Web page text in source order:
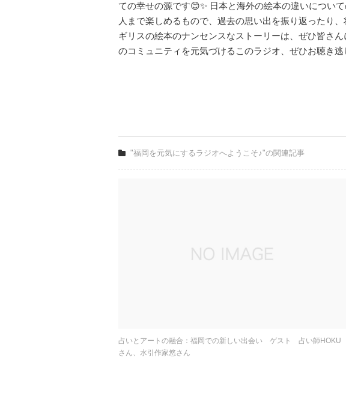
ての幸せの源です😊✨ 日本と海外の絵本の違いについ
人まで楽しめるもので、過去の思い出を振り返ったり
ギリスの絵本のナンセンスなストーリーは、ぜひ皆さ
のコミュニティを元気づけるこのラジオ、ぜひお聴き逃
"福岡を元気にするラジオへようこそ♪"の関連記事
占いとアートの融合：福岡での新しい出会い ゲスト 占い師HOKU
さん、水引作家悠さん